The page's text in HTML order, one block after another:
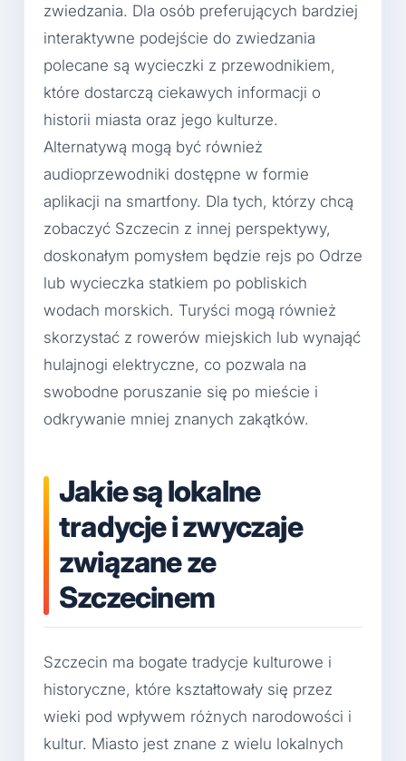
zwiedzania. Dla osób preferujących bardziej
interaktywne podejście do zwiedzania
polecane są wycieczki z przewodnikiem,
które dostarczą ciekawych informacji o
historii miasta oraz jego kulturze.
Alternatywą mogą być również
audioprzewodniki dostępne w formie
aplikacji na smartfony. Dla tych, którzy chcą
zobaczyć Szczecin z innej perspektywy,
doskonałym pomysłem będzie rejs po Odrze
lub wycieczka statkiem po pobliskich
wodach morskich. Turyści mogą również
skorzystać z rowerów miejskich lub wynająć
hulajnogi elektryczne, co pozwala na
swobodne poruszanie się po mieście i
odkrywanie mniej znanych zakątków.
Jakie są lokalne
tradycje i zwyczaje
związane ze
Szczecinem
Szczecin ma bogate tradycje kulturowe i
historyczne, które kształtowały się przez
wieki pod wpływem różnych narodowości i
kultur. Miasto jest znane z wielu lokalnych